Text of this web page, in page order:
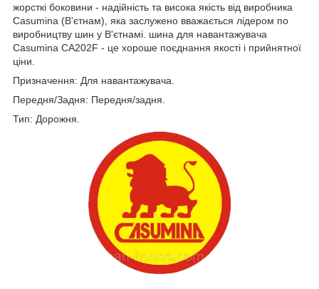
жорсткі боковини - надійність та висока якість від виробника
Casumina (В'єтнам), яка заслужено вважається лідером по
виробництву шин у В'єтнамі. шина для навантажувача
Casumina CA202F - це хороше поєднання якості і прийнятної
ціни.
Призначення: Для навантажувача.
Передня/Задня: Передня/задня.
Тип: Дорожня.